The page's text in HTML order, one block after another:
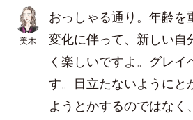
美木
おっしゃる通り。年齢を
変化に伴って、新しい自
く楽しいですよ。グレ
す。目立たないようにと
ようとかするのではなく